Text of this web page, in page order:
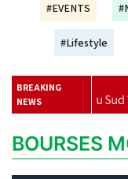
#EVENTS
#Lifestyle
BREAKING
NEWS
Sud ?
BOURSES